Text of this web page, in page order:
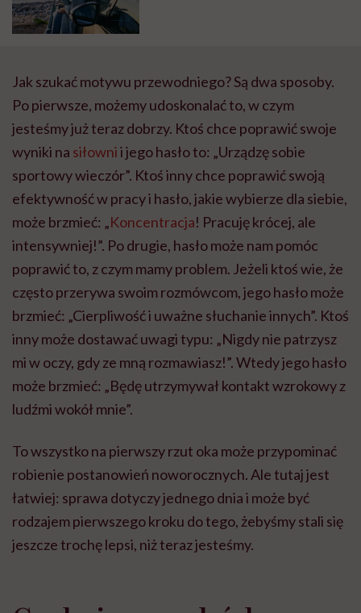
Jak szukać motywu przewodniego? Są dwa sposoby.
Po pierwsze, możemy udoskonalać to, w czym
jesteśmy już teraz dobrzy. Ktoś chce poprawić swoje
wyniki na siłownii jego hasło to: „Urządzę sobie
sportowy wieczór”. Ktoś inny chce poprawić swoją
efektywność w pracy i hasło, jakie wybierze dla siebie,
może brzmieć: „Koncentracja! Pracuję krócej, ale
intensywniej!”. Po drugie, hasło może nam pomóc
poprawić to, z czym mamy problem. Jeżeli ktoś wie, że
często przerywa swoim rozmówcom, jego hasło może
brzmieć: „Cierpliwość i uważne słuchanie innych”. Ktoś
inny może dostawać uwagi typu: „Nigdy nie patrzysz
mi w oczy, gdy ze mną rozmawiasz!”. Wtedy jego hasło
może brzmieć: „Będę utrzymywał kontakt wzrokowy z
ludźmi wokół mnie”.
To wszystko na pierwszy rzut oka może przypominać
robienie postanowień noworocznych. Ale tutaj jest
łatwiej: sprawa dotyczy jednego dnia i może być
rodzajem pierwszego kroku do tego, żebyśmy stali się
jeszcze trochę lepsi, niż teraz jesteśmy.